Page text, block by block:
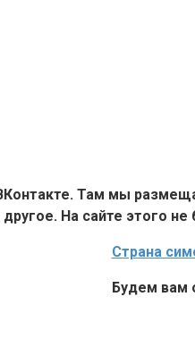
Там мы
На сайте этого
Страна
Будем вам